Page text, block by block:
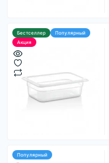
Бестселлер
Популярный
Акция
Популярный